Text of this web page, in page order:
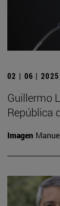
02 | 06 | 2025
Guillermo
República
Imagen